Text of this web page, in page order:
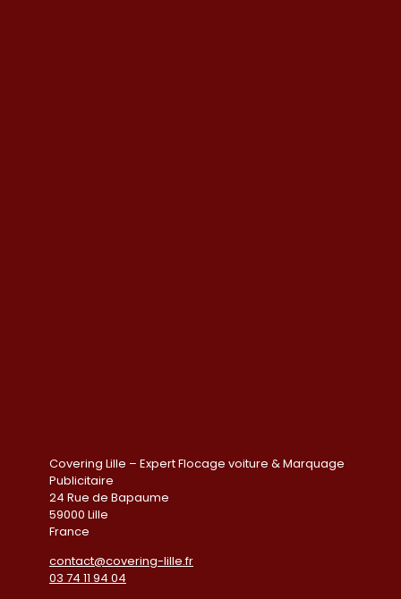
Covering Lille – Expert Flocage voiture & Marquage
Publicitaire
24 Rue de Bapaume
59000 Lille
France
contact@covering-lille.fr
03 74 11 94 04